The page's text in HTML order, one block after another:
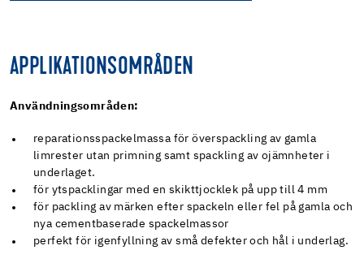
APPLIKATIONSOMRÅDEN
Användningsområden:
reparationsspackelmassa för överspackling av gamla
limrester utan primning samt spackling av ojämnheter i
underlaget.
för ytspacklingar med en skikttjocklek på upp till 4 mm
för packling av märken efter spackeln eller fel på gamla och
nya cementbaserade spackelmassor
perfekt för igenfyllning av små defekter och hål i underlag.